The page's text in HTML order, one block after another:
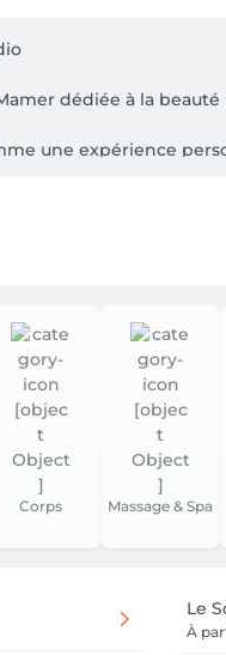
dédiée à la
une expérience
lymphatique du
simultanément sur la
au rendez-vous
Corps Massage & Spa
Le
À